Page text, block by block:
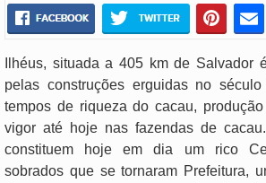
Ilhéus, situada a 405 km de Salvador
pelas construções erguidas no
tempos de riqueza do cacau,
vigor até hoje nas fazendas de
constituem hoje em dia um rico
sobrados que se tornaram Prefeitura,